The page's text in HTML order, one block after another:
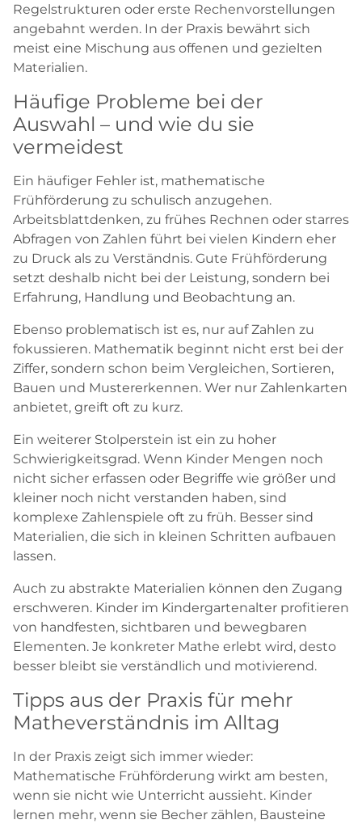
Regelstrukturen oder erste Rechenvorstellungen
angebahnt werden. In der Praxis bewährt sich
meist eine Mischung aus offenen und gezielten
Materialien.
Häufige Probleme bei der
Auswahl – und wie du sie
vermeidest
Ein häufiger Fehler ist, mathematische
Frühförderung zu schulisch anzugehen.
Arbeitsblattdenken, zu frühes Rechnen oder starres
Abfragen von Zahlen führt bei vielen Kindern eher
zu Druck als zu Verständnis. Gute Frühförderung
setzt deshalb nicht bei der Leistung, sondern bei
Erfahrung, Handlung und Beobachtung an.
Ebenso problematisch ist es, nur auf Zahlen zu
fokussieren. Mathematik beginnt nicht erst bei der
Ziffer, sondern schon beim Vergleichen, Sortieren,
Bauen und Mustererkennen. Wer nur Zahlenkarten
anbietet, greift oft zu kurz.
Ein weiterer Stolperstein ist ein zu hoher
Schwierigkeitsgrad. Wenn Kinder Mengen noch
nicht sicher erfassen oder Begriffe wie größer und
kleiner noch nicht verstanden haben, sind
komplexe Zahlenspiele oft zu früh. Besser sind
Materialien, die sich in kleinen Schritten aufbauen
lassen.
Auch zu abstrakte Materialien können den Zugang
erschweren. Kinder im Kindergartenalter profitieren
von handfesten, sichtbaren und bewegbaren
Elementen. Je konkreter Mathe erlebt wird, desto
besser bleibt sie verständlich und motivierend.
Tipps aus der Praxis für mehr
Matheverständnis im Alltag
In der Praxis zeigt sich immer wieder:
Mathematische Frühförderung wirkt am besten,
wenn sie nicht wie Unterricht aussieht. Kinder
lernen mehr, wenn sie Becher zählen, Bausteine